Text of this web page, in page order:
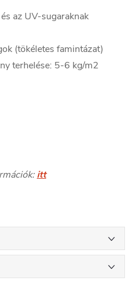
az UV-sugaraknak
(tökéletes famintázat)
terhelése: 5-6 kg/m2
itt